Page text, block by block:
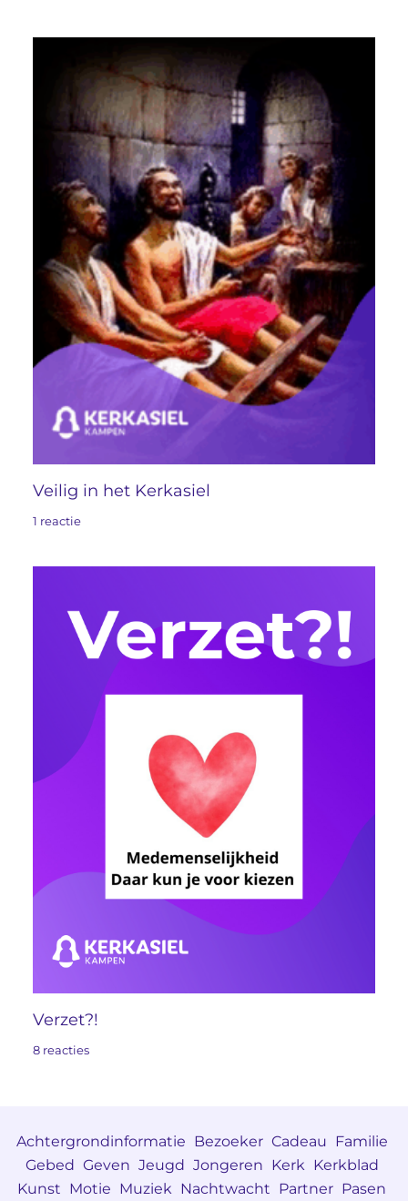
Veilig in het Kerkasiel
1 reactie
Verzet?!
8 reacties
Achtergrondinformatie Bezoeker Cadeau Familie
Gebed Geven Jeugd Jongeren Kerk Kerkblad
Kunst Motie Muziek Nachtwacht Partner Pasen